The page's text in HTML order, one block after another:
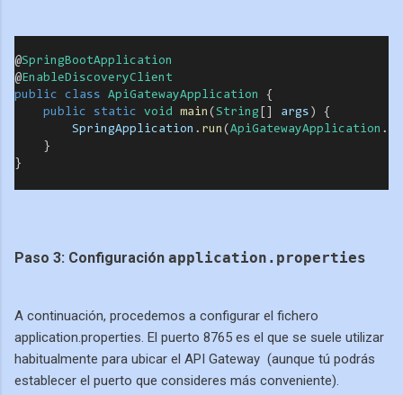
@SpringBootApplication
@EnableDiscoveryClient
public
class ApiGatewayApplication
{
public
static void main ( String args ) {
SpringApplication . run ( ApiGatewayApplication .
}
}
Paso 3: Configuración application.properties
A continuación, procedemos a configurar el fichero
application.properties. El puerto 8765 es el que se suele utilizar
habitualmente para ubicar el API Gateway (aunque tú podrás
establecer el puerto que consideres más conveniente).